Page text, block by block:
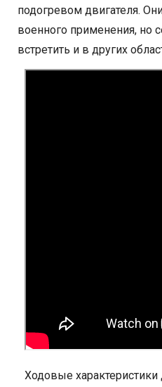
подогревом двигателя.
военного применения, но
встретить и в других
Ходовые